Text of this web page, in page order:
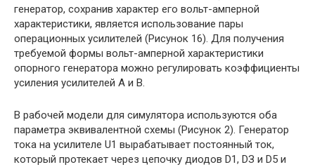
генератор, сохранив характер его вольт-амперной
характеристики, является использование пары
операционных усилителей (Рисунок 16). Для получения
требуемой формы вольт-амперной характеристики
опорного генератора можно регулировать коэффициенты
усиления усилителей А и В.
В рабочей модели для симулятора используются оба
параметра эквивалентной схемы (Рисунок 2). Генератор
тока на усилителе U1 вырабатывает постоянный ток,
который протекает через цепочку диодов D1, DЗ и D5 и